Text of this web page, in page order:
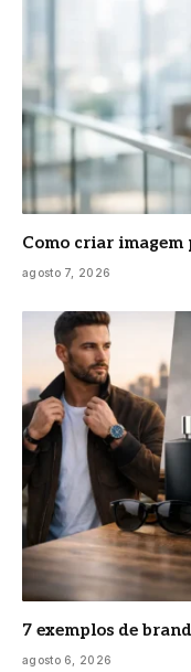
Como criar imagem
agosto 7, 2026
7 exemplos de
agosto 6, 2026